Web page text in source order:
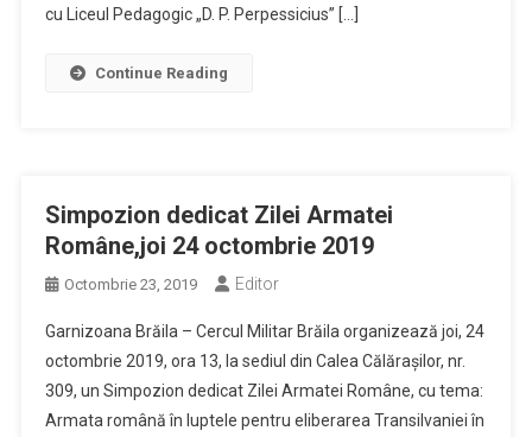
cu Liceul Pedagogic „D. P. Perpessicius” […]
Continue Reading
Simpozion dedicat Zilei Armatei
Române,joi 24 octombrie 2019
Octombrie 23, 2019 Editor
Garnizoana Brăila – Cercul Militar Brăila organizează joi, 24
octombrie 2019, ora 13, la sediul din Calea Călărașilor, nr.
309, un Simpozion dedicat Zilei Armatei Române, cu tema:
Armata română în luptele pentru eliberarea Transilvaniei în